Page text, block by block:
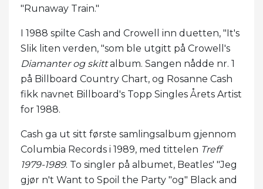
"Runaway Train."
I 1988 spilte Cash and Crowell inn duetten, "It's
Slik liten verden, "som ble utgitt på Crowell's
Diamanter og skittalbum. Sangen nådde nr. 1
på Billboard Country Chart, og Rosanne Cash
fikk navnet Billboard's Topp Singles Årets Artist
for 1988.
Cash ga ut sitt første samlingsalbum gjennom
Columbia Records i 1989, med tittelen Treff
1979-1989. To singler på albumet, Beatles' "Jeg
gjør n't Want to Spoil the Party "og" Black and